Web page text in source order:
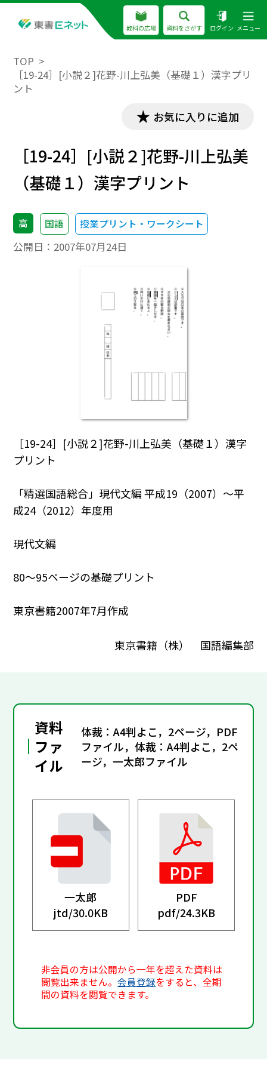
教科の広場 資料をさがす ログイン メニュー
TOP
［19-24］[小説２]花野-川上弘美（基礎１）漢字プリ
ント
お気に入りに追加
［19-24］[小説２]花野-川上弘美
（基礎１）漢字プリント
高 国語 授業プリント・ワークシート
公開日： 2007年07月24日
［19-24］[小説２]花野-川上弘美（基礎１）漢字
プリント
「精選国語総合」現代文編 平成19（2007）～平
成24（2012）年度用
現代文編
80～95ページの基礎プリント
東京書籍2007年7月作成
東京書籍（株） 国語編集部
資料
ファ
イル
体裁：A4判よこ，2ページ，PDF
ファイル，体裁：A4判よこ，2ペ
ージ，一太郎ファイル
一太郎
jtd/30.0KB
PDF
pdf/24.3KB
非会員の方は公開から一年を超えた資料は
閲覧出来ません。会員登録をすると、全期
間の資料を閲覧できます。